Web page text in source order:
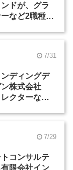
ドが、グラ
など2職種を
7/31
ンディングデ
株式会社
クターなど3
7/29
トコンサルテ
限会社イン